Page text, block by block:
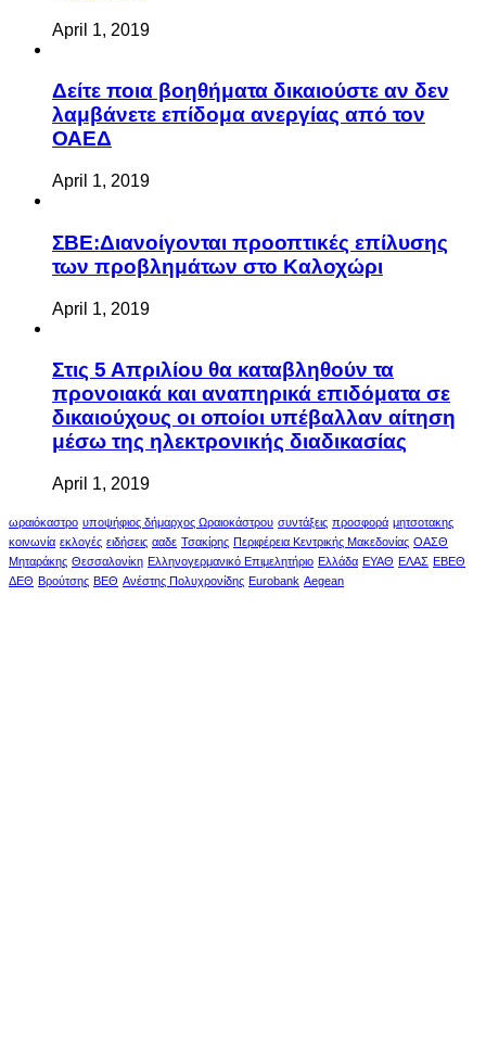
April 1, 2019
Δείτε ποια βοηθήματα δικαιούστε αν δεν
λαμβάνετε επίδομα ανεργίας από τον
ΟΑΕΔ
April 1, 2019
ΣΒΕ:Διανοίγονται προοπτικές επίλυσης
των προβλημάτων στο Καλοχώρι
April 1, 2019
Στις 5 Απριλίου θα καταβληθούν τα
προνοιακά και αναπηρικά επιδόματα σε
δικαιούχους οι οποίοι υπέβαλλαν αίτηση
μέσω της ηλεκτρονικής διαδικασίας
April 1, 2019
ωραιόκαστρο υποψήφιος δήμαρχος Ωραιοκάστρου συντάξεις προσφορά μητσοτακης
κοινωνία εκλογές ειδήσεις ααδε Τσακίρης Περιφέρεια Κεντρικής Μακεδονίας ΟΑΣΘ
Μηταράκης Θεσσαλονίκη Ελληνογερμανικό Επιμελητήριο Ελλάδα ΕΥΑΘ ΕΛΑΣ ΕΒΕΘ
ΔΕΘ Βρούτσης ΒΕΘ Ανέστης Πολυχρονίδης Eurobank Aegean